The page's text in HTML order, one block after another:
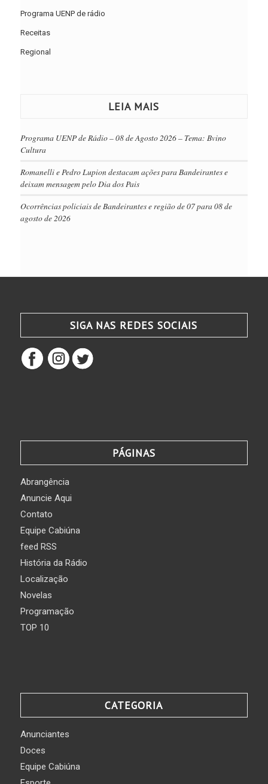
Programa UENP de rádio
Receitas
Regional
LEIA MAIS
Programa UENP de Rádio – 08 de Agosto 2026 – Tema: Bvino
Cultura
Romanelli e Pedro Lupion destacam ações para Bandeirantes e
deixam mensagem pelo Dia dos Pais
Ocorrências policiais de Bandeirantes e região de 07 para 08 de
agosto de 2026
SIGA NAS REDES SOCIAIS
PÁGINAS
Abrangência
Anuncie Aqui
Contato
Equipe Cabiúna
feed RSS
História da Rádio
Localização
Novelas
Programação
TOP 10
CATEGORIA
Anunciantes
Doces
Equipe Cabiúna